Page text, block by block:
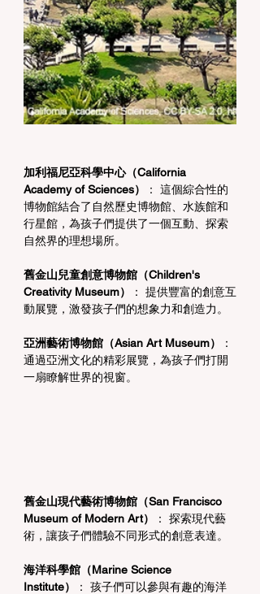
加利福尼亞科學中心（California
Academy of Sciences）
： 這個綜合性的
博物館結合了自然歷史博物館、水族館和
行星館，為孩子們提供了一個互動、探索
自然界的理想場所。
舊金山兒童創意博物館（Children's
Creativity Museum）
： 提供豐富的創意互
動展覽，激發孩子們的想象力和創造力。
亞洲藝術博物館（Asian Art Museum）
：
通過亞洲文化的精彩展覽，為孩子們打開
一扇瞭解世界的視窗。
舊金山現代藝術博物館（San Francisco
Museum of Modern Art）
： 探索現代藝
術，讓孩子們體驗不同形式的創意表達。
海洋科學館（Marine Science
Institute）
： 孩子們可以參與有趣的海洋